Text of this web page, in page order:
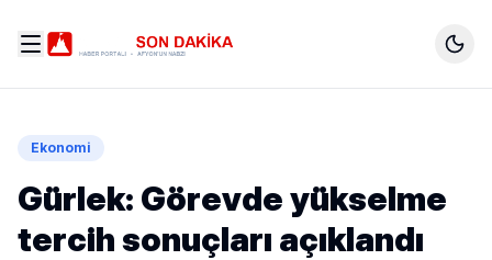
Ekonomi
Gürlek: Görevde yükselme
tercih sonuçları açıklandı